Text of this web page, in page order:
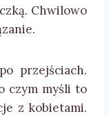
Chwilowo
przejściach.
czym myśli to
z kobietami.